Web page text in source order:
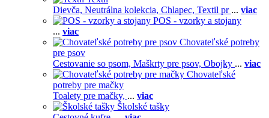
Dievča, Neutrálna kolekcia, Chlapec, Textil pr ... viac
POS - vzorky a stojany
... viac
Chovateľské potreby
pre psov
Cestovanie so psom, Maškrty pre psov, Obojky ... viac
Chovateľské
potreby pre mačky
Toalety pre mačky, ... viac
Školské tašky